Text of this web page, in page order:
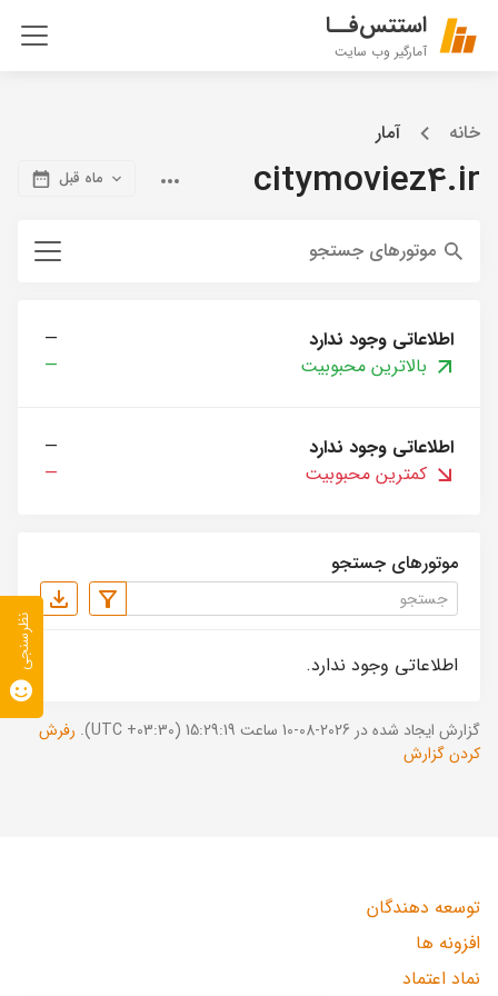
استتس‌فــا
آمارگیر وب سایت
خانه آمار
citymoviez4.ir ماه قبل
موتورهای جستجو
اطلاعاتی وجود ندارد
—
بالاترین محبوبیت
—
اطلاعاتی وجود ندارد
—
کمترین محبوبیت
—
موتورهای جستجو
اطلاعاتی وجود ندارد.
گزارش ایجاد شده در 2026-08-10 ساعت 15:29:19 (UTC +03:30).
رفرش
کردن گزارش
توسعه دهندگان
افزونه ها
نماد اعتماد
نظرسنجی